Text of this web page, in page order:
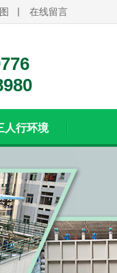
在线留言
人行环境